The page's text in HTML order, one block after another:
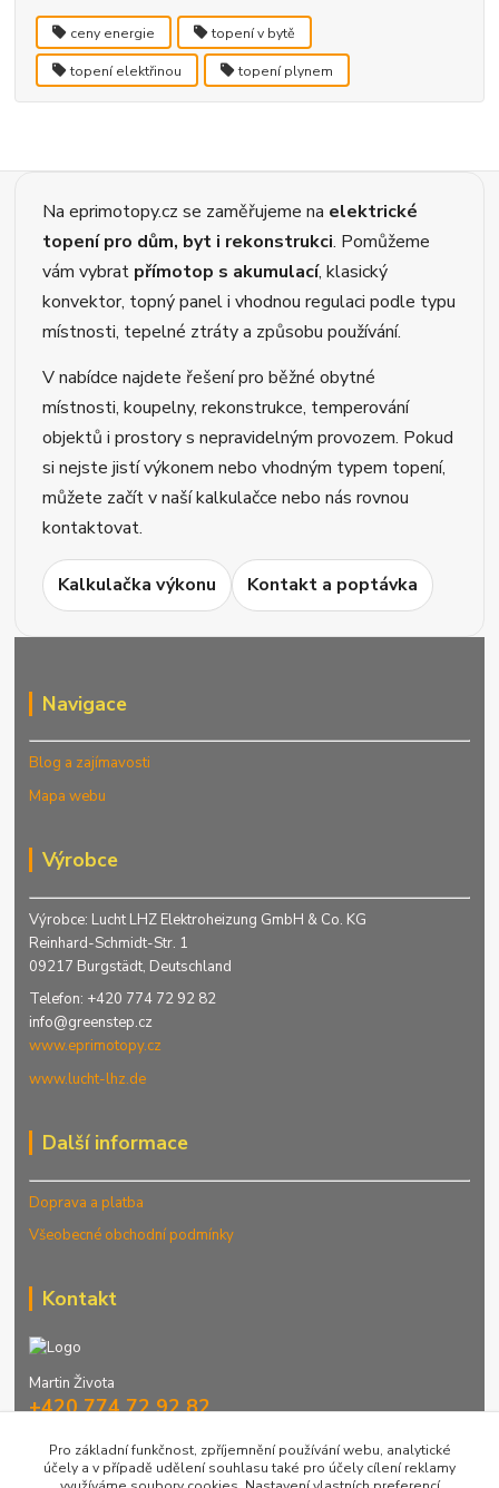
ceny energie topení v bytě
topení elektřinou topení plynem
Na eprimotopy.cz se zaměřujeme na elektrické
topení pro dům, byt i rekonstrukci. Pomůžeme
vám vybrat přímotop s akumulací, klasický
konvektor, topný panel i vhodnou regulaci podle typu
místnosti, tepelné ztráty a způsobu používání.
V nabídce najdete řešení pro běžné obytné
místnosti, koupelny, rekonstrukce, temperování
objektů i prostory s nepravidelným provozem. Pokud
si nejste jistí výkonem nebo vhodným typem topení,
můžete začít v naší kalkulačce nebo nás rovnou
kontaktovat.
Kalkulačka výkonu Kontakt a poptávka
Navigace
Blog a zajímavosti
Mapa webu
Výrobce
Výrobce: Lucht LHZ Elektroheizung GmbH & Co. KG
Reinhard-Schmidt-Str. 1
09217 Burgstädt, Deutschland
Telefon: +420 774 72 92 82
info@greenstep.cz
www.eprimotopy.cz
www.lucht-lhz.de
Další informace
Doprava a platba
Všeobecné obchodní podmínky
Kontakt
Martin Života
+420 774 72 92 82
info@greenstep.cz
Pro základní funkčnost, zpříjemnění používání webu, analytické
účely a v případě udělení souhlasu také pro účely cílení reklamy